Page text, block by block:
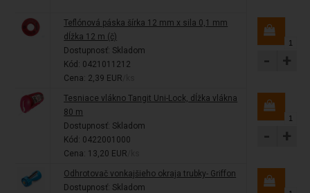
Teflónová páska šírka 12 mm x sila 0,1 mm
dĺžka 12 m (č)
Dostupnosť: Skladom
Kód: 0421011212
Cena: 2,39 EUR
- +
Tesniace vlákno Tangit Uni-Lock, dĺžka vlákna
80 m
Dostupnosť: Skladom
Kód: 0422001000
Cena: 13,20 EUR
- +
Odhrotovač vonkajšieho okraja trubky- Griffon
Dostupnosť: Skladom